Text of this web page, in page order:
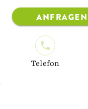
ANFRAGEN
Telefon